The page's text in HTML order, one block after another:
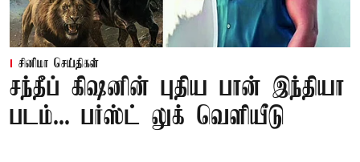
சினிமா செய்திகள்
சந்தீப் கிஷனின் புதிய பான் இந்தியா
படம்... பர்ஸ்ட் லுக் வெளியீடு